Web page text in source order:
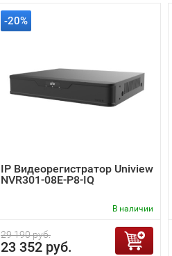
-20%
IP Видеорегистратор Uniview
NVR301-08E-P8-IQ
В наличии
29 190 руб.
23 352 руб.